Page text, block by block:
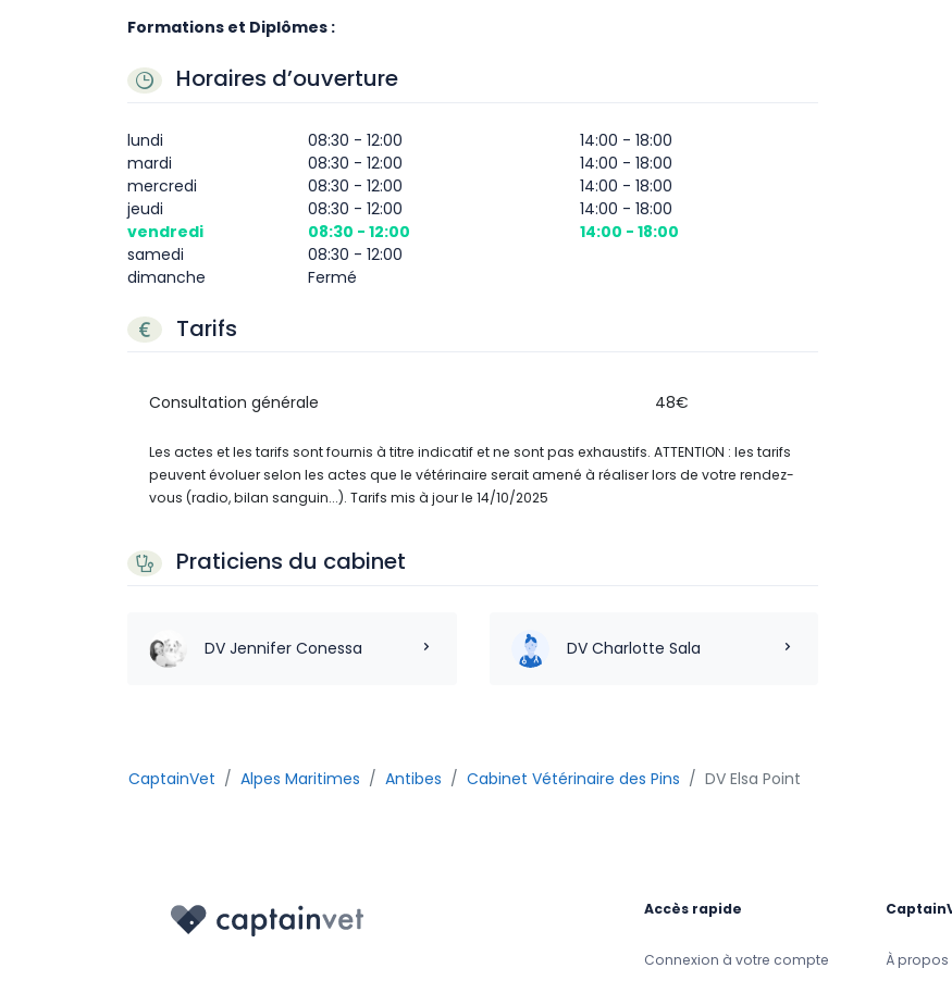
Formations et Diplômes :
Horaires d’ouverture
lundi 08:30 - 12:00
14:00 - 18:00
mardi
08:30 - 12:00
14:00 - 18:00
mercredi
08:30 - 12:00
14:00 - 18:00
jeudi
08:30 - 12:00
14:00 - 18:00
vendredi
08:30 - 12:00
14:00 - 18:00
samedi
08:30 - 12:00
dimanche
Fermé
Tarifs
Consultation générale 48€
Les actes et les tarifs sont fournis à titre indicatif et ne sont pas exhaustifs. ATTENTION : les tarifs
peuvent évoluer selon les actes que le vétérinaire serait amené à réaliser lors de votre rendez-
vous (radio, bilan sanguin...). Tarifs mis à jour le 14/10/2025
Praticiens du cabinet
DV Jennifer Conessa DV Charlotte Sala
CaptainVet Alpes Maritimes Antibes Cabinet Vétérinaire des Pins DV Elsa Point
Accès rapide
Connexion à votre compte À propos